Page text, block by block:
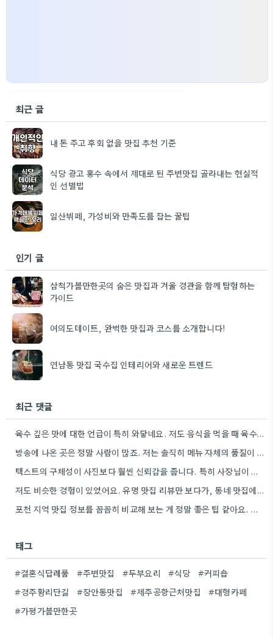
최근 글
내 돈 주고 후회 없을 맛집 추천 기준
식당 광고 홍수 속에서 제대로 된 주변맛집 골라내는 현실적
인 선별법
일산뷔페, 가성비와 만족도를 잡는 꿀팁
인기 글
삼척가볼만한곳의 숨은 맛집과 겨울 경관을 함께 탐험하는
가이드
여의도데이트, 완벽한 맛집과 코스를 소개합니다!
연남동 맛집 국수집 인테리어와 새로운 트렌드
최근 댓글
육수 깊은 맛에 대한 언급이 특히 와닿네요. 저도 음식을 먹을 때 육수의 깊은 맛을 중요하게…
방송에 나온 곳은 정말 사람이 많죠. 저는 솔직히 메뉴 자체의 품질이 더 중요하다고 생각해요.
텍스트의 구체성이 사진보다 훨씬 신뢰감을 줍니다. 특히 사장님이 직접 요리하는 곳을 찾는 게 좋은 전략인…
저도 비슷한 경험이 있었어요. 유명 맛집 리뷰만 보다가, 동네 맛집에서 훨씬 더 맛있는 음식을 먹고…
포천 지역 맛집 정보를 꼼꼼히 비교해 보는 게 정말 좋은 팁 같아요. 특히 커뮤니티 언급…
태그
#결혼식답례품 #주변맛집 #두부요리 #식당
#커피숍
#경주황리단길
#장안동맛집 #제주공항근처맛집
#대형카페
#가평가볼만한곳